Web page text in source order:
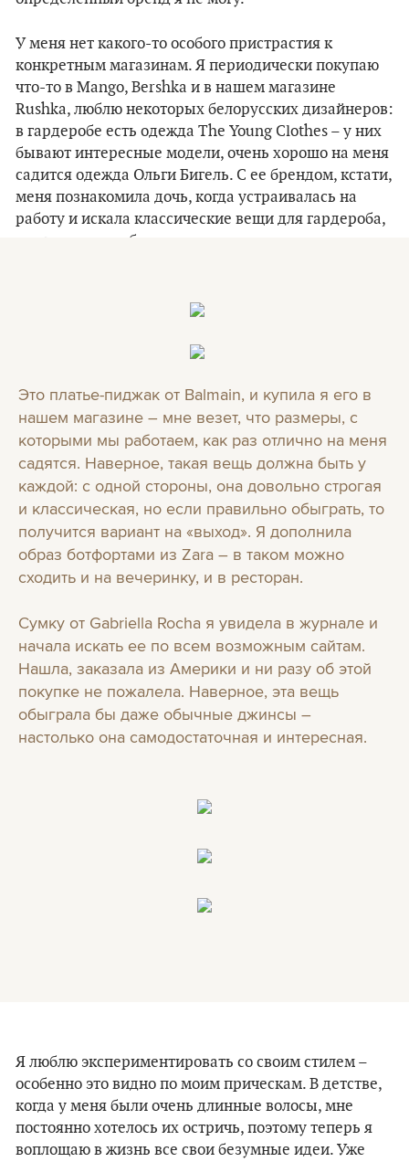
У меня нет какого-то особого пристрастия к
конкретным магазинам. Я периодически покупаю
что-то в Mango, Bershka и в нашем магазине
Rushka, люблю некоторых белорусских дизайнеров:
в гардеробе есть одежда The Young Clothes – у них
бывают интересные модели, очень хорошо на меня
садится одежда Ольги Бигель. С ее брендом, кстати,
меня познакомила дочь, когда устраивалась на
работу и искала классические вещи для гардероба,
– и я в него влюбилась.
Это платье-пиджак от Balmain, и купила я его в
нашем магазине – мне везет, что размеры, с
которыми мы работаем, как раз отлично на меня
садятся. Наверное, такая вещь должна быть у
каждой: с одной стороны, она довольно строгая
и классическая, но если правильно обыграть, то
получится вариант на «выход». Я дополнила
образ ботфортами из Zara – в таком можно
сходить и на вечеринку, и в ресторан.
Сумку от Gabriella Rocha я увидела в журнале и
начала искать ее по всем возможным сайтам.
Нашла, заказала из Америки и ни разу об этой
покупке не пожалела. Наверное, эта вещь
обыграла бы даже обычные джинсы –
настолько она самодостаточная и интересная.
Я люблю экспериментировать со своим стилем –
особенно это видно по моим прическам. В детстве,
когда у меня были очень длинные волосы, мне
постоянно хотелось их остричь, поэтому теперь я
воплощаю в жизнь все свои безумные идеи. Уже